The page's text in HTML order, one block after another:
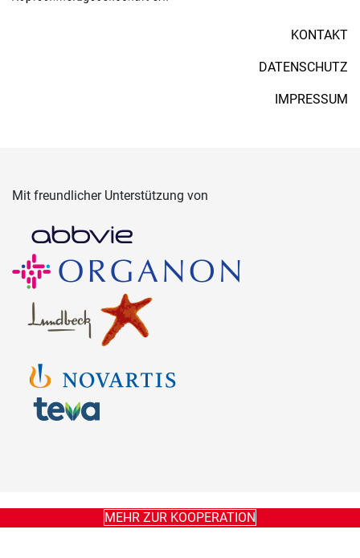
KONTAKT
DATENSCHUTZ
IMPRESSUM
Mit freundlicher Unterstützung von
MEHR ZUR KOOPERATION